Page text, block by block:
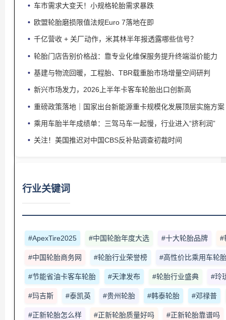
车市需求大变天！小规格轮胎需求暴跌
欧盟轮胎磨损限值法规Euro 7落地在即
千亿营收 + 关厂动作，米其林半年报透露哪些信号？
轮胎门店告别价格战：靠专业化维保服务提升终端溢价能力
基建与物流回暖，工程胎、TBR载重胎市场增量空间研判
新兴市场发力，2026上半年卡客车轮胎出口创新高
重磅政策落地｜国家出台新能源重卡规模化发展顶层实施方案
乘用车胎半年成绩单：三驾马车一起慢，行业进入“挤利润”
关注！美国推迟对中国CBS反补贴调查初裁时间
行业关键词
#ApexTire2025 #中国轮胎年度大选 #十大轮胎品牌 #
#中国轮胎商务网 #轮胎行业荣誉榜 #高性价比乘用车轮
#节能省油卡客车轮胎 #天津发布 #轮胎行业盛典 #玲
#玛吉斯 #泰凯英 #贵州轮胎 #韩泰轮胎 #邓禄普
#正新轮胎怎么样 #正新轮胎质量好吗 #正新轮胎靠谱吗